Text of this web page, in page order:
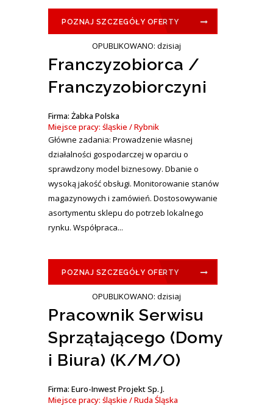
POZNAJ SZCZEGÓŁY OFERTY
OPUBLIKOWANO: dzisiaj
Franczyzobiorca /
Franczyzobiorczyni
Firma: Żabka Polska
Miejsce pracy: śląskie / Rybnik
Główne zadania: Prowadzenie własnej
działalności gospodarczej w oparciu o
sprawdzony model biznesowy. Dbanie o
wysoką jakość obsługi. Monitorowanie stanów
magazynowych i zamówień. Dostosowywanie
asortymentu sklepu do potrzeb lokalnego
rynku. Współpraca...
POZNAJ SZCZEGÓŁY OFERTY
OPUBLIKOWANO: dzisiaj
Pracownik Serwisu
Sprzątającego (Domy
i Biura) (K/M/O)
Firma: Euro-Inwest Projekt Sp. J.
Miejsce pracy: śląskie / Ruda Śląska